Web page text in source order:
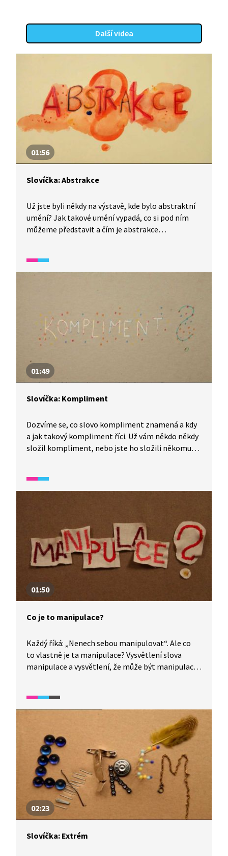
Další videa
01:56
Slovíčka: Abstrakce
Už jste byli někdy na výstavě, kde bylo abstraktní
umění? Jak takové umění vypadá, co si pod ním
můžeme představit a čím je abstrakce
Úryvek spadá do širšího okruhu videí, které se
vhodné pro žáky s dobrou komunikativní znalostí
01:49
Slovíčka: Kompliment
Dozvíme se, co slovo kompliment znamená a kdy
a jak takový kompliment říci. Už vám někdo někdy
složil kompliment, nebo jste ho složili někomu
okruhu videí, které se zaměřují na rozvoj odborné
01:50
Co je to manipulace?
Každý říká: „Nenech sebou manipulovat“. Ale co
to vlastně je ta manipulace? Vysvětlení slova
manipulace a vysvětlení, že může být manipulace
Úryvek spadá do širšího okruhu videí, které se
zaměřují na rozvoj odborné slovní zásoby. Je
vhodné pro žáky s dobrou komunikativní znalostí
češtiny.
02:23
Slovíčka: Extrém